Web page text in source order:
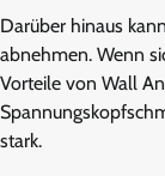
Darüber hinaus
abnehmen. Wenn
Vorteile von Wall
stark.